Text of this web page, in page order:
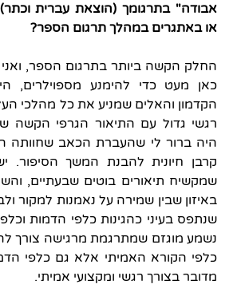
אבודה" בתרגומך (הוצאת עברית
או באתגרים במהלך תרגום הספר?
החלק הקשה ביותר בתרגום הספר,
כאן מעט כדי להימנע מספוילרים,
הקדמון והאלים שמניע את כל מהלכי
רגשי גדול עם התיאור הגרפי הקשה
היה ברור לי שהעברת הכאב שחוותה
קרבן חיונית להבנת המשך הסיפור.
שמקשיח תיאורים בוטים שבעתיים,
באיזון שבין שמירה על נאמנות למקור
שנתפס בעיני כהגינות כלפי הדמות
נשמע מוגזם שמתרגמת מרגישה צורך
כלפי הקורא האמיתי אלא גם כלפי
מדובר בצורך רגשי ומקצועי אמיתי.